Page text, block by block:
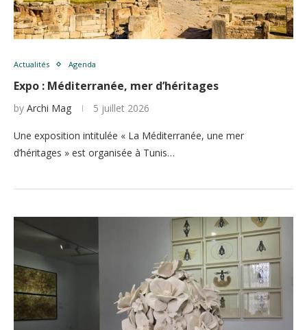
Actualités Agenda
Expo : Méditerranée, mer d’héritages
by Archi Mag 5 juillet 2026
Une exposition intitulée « La Méditerranée, une mer
d’héritages » est organisée à Tunis…